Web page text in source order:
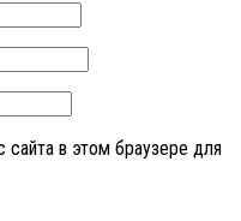
сайта в этом браузере для